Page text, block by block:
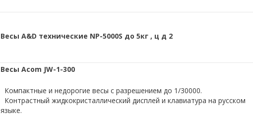
Весы A&D технические NP-5000S до 5кг , ц д 2
Весы Acom JW-1-300
Компактные и недорогие весы с разрешением до 1/30000.
Контрастный жидкокристаллический дисплей и клавиатура на русском
языке.